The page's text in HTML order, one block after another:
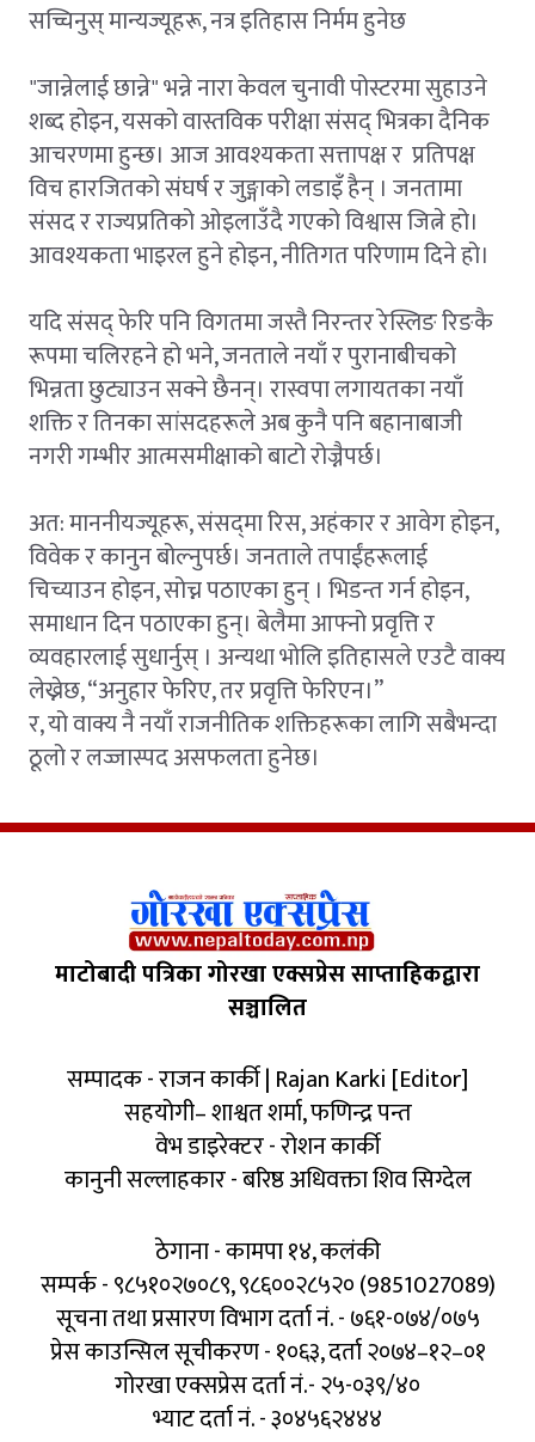
सच्चिनुस् मान्यज्यूहरू, नत्र इतिहास निर्मम हुनेछ
"जान्नेलाई छान्ने" भन्ने नारा केवल चुनावी पोस्टरमा सुहाउने
शब्द होइन, यसको वास्तविक परीक्षा संसद् भित्रका दैनिक
आचरणमा हुन्छ। आज आवश्यकता सत्तापक्ष र प्रतिपक्ष
विच हारजितको संघर्ष र जुङ्गाको लडाइँ हैन् । जनतामा
संसद र राज्यप्रतिको ओइलाउँदै गएको विश्वास जित्ने हो।
आवश्यकता भाइरल हुने होइन, नीतिगत परिणाम दिने हो।
यदि संसद् फेरि पनि विगतमा जस्तै निरन्तर रेस्लिङ रिङकै
रूपमा चलिरहने हो भने, जनताले नयाँ र पुरानाबीचको
भिन्नता छुट्याउन सक्ने छैनन्। रास्वपा लगायतका नयाँ
शक्ति र तिनका सांसदहरूले अब कुनै पनि बहानाबाजी
नगरी गम्भीर आत्मसमीक्षाको बाटो रोज्नैपर्छ।
अत: माननीयज्यूहरू, संसद्‌मा रिस, अहंकार र आवेग होइन,
विवेक र कानुन बोल्नुपर्छ। जनताले तपाईंहरूलाई
चिच्याउन होइन, सोच्न पठाएका हुन् । भिडन्त गर्न होइन,
समाधान दिन पठाएका हुन्। बेलैमा आफ्नो प्रवृत्ति र
व्यवहारलाई सुधार्नुस् । अन्यथा भोलि इतिहासले एउटै वाक्य
लेख्नेछ, “अनुहार फेरिए, तर प्रवृत्ति फेरिएन।”
र, यो वाक्य नै नयाँ राजनीतिक शक्तिहरूका लागि सबैभन्दा
ठूलो र लज्जास्पद असफलता हुनेछ।
माटोबादी पत्रिका गोरखा एक्सप्रेस साप्ताहिकद्वारा
सञ्चालित
सम्पादक - राजन कार्की | Rajan Karki [Editor]
सहयोगी– शाश्वत शर्मा, फणिन्द्र पन्त
वेभ डाइरेक्टर - रोशन कार्की
कानुनी सल्लाहकार - बरिष्ठ अधिवक्ता शिव सिग्देल
ठेगाना - कामपा १४, कलंकी
सम्पर्क - ९८५१०२७०८९, ९८६००२८५२० (9851027089)
सूचना तथा प्रसारण विभाग दर्ता नं. - ७६१-०७४/०७५
प्रेस काउन्सिल सूचीकरण - १०६३, दर्ता २०७४–१२–०१
गोरखा एक्सप्रेस दर्ता नं.- २५-०३९/४०
भ्याट दर्ता नं. - ३०४५६२४४४